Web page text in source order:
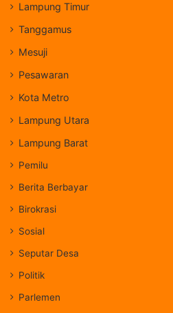
Lampung Timur
Tanggamus
Mesuji
Pesawaran
Kota Metro
Lampung Utara
Lampung Barat
Pemilu
Berita Berbayar
Birokrasi
Sosial
Seputar Desa
Politik
Parlemen